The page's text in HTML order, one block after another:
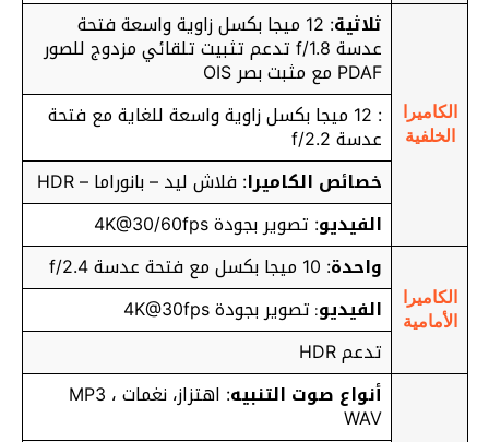
الكاميرا
الخلفية
ثلاثية : 12 ميجا بكسل زاوية واسعة فتحة
عدسة f/1.8 تدعم تثبيت تلقائي مزدوج للصور
PDAF مع مثبت بصر OIS
: 12 ميجا بكسل زاوية واسعة للغاية مع فتحة
عدسة f/2.2
خصائص الكاميرا: فلاش ليد – بانوراما – HDR
الفيديو: تصوير بجودة 4K@30/60fps
الكاميرا
الأمامية
واحدة: 10 ميجا بكسل مع فتحة عدسة f/2.4
الفيديو: تصوير بجودة 4K@30fps
تدعم HDR
أنواع صوت التنبيه : اهتزاز، نغمات MP3 ،
WAV